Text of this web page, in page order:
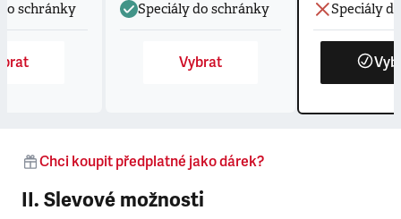
schránky Speciály do schránky
Vybrat
Speciály
Chci koupit předplatné jako dárek?
II. Slevové možnosti